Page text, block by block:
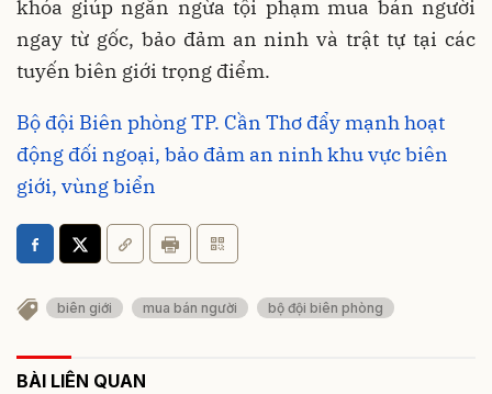
khóa giúp ngăn ngừa tội phạm mua bán người
ngay từ gốc, bảo đảm an ninh và trật tự tại các
tuyến biên giới trọng điểm.
Bộ đội Biên phòng TP. Cần Thơ đẩy mạnh hoạt
động đối ngoại, bảo đảm an ninh khu vực biên
giới, vùng biển
biên giới mua bán người bộ đội biên phòng
BÀI LIÊN QUAN